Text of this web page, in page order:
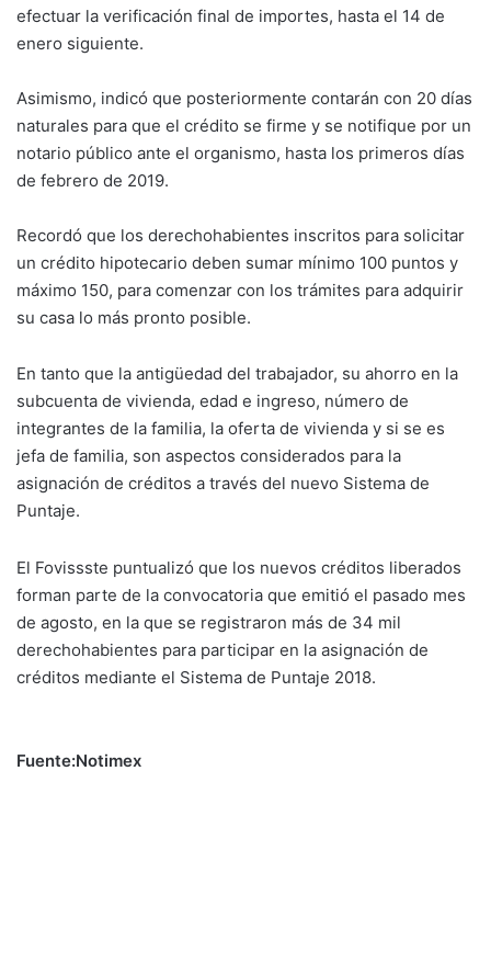
efectuar la verificación final de importes, hasta el 14 de
enero siguiente.
Asimismo, indicó que posteriormente contarán con 20 días
naturales para que el crédito se firme y se notifique por un
notario público ante el organismo, hasta los primeros días
de febrero de 2019.
Recordó que los derechohabientes inscritos para solicitar
un crédito hipotecario deben sumar mínimo 100 puntos y
máximo 150, para comenzar con los trámites para adquirir
su casa lo más pronto posible.
En tanto que la antigüedad del trabajador, su ahorro en la
subcuenta de vivienda, edad e ingreso, número de
integrantes de la familia, la oferta de vivienda y si se es
jefa de familia, son aspectos considerados para la
asignación de créditos a través del nuevo Sistema de
Puntaje.
El Fovissste puntualizó que los nuevos créditos liberados
forman parte de la convocatoria que emitió el pasado mes
de agosto, en la que se registraron más de 34 mil
derechohabientes para participar en la asignación de
créditos mediante el Sistema de Puntaje 2018.
Fuente:Notimex